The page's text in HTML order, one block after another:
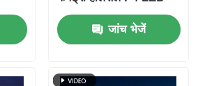
पारदर्शी स्क्रीन ग्लास डिस्प्ले
जांच भेजें